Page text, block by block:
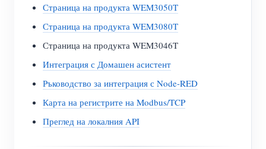
Страница на продукта WEM3050T
Страница на продукта WEM3080T
Страница на продукта WEM3046T
Интеграция с Домашен асистент
Ръководство за интеграция с Node-RED
Карта на регистрите на Modbus/TCP
Преглед на локалния API